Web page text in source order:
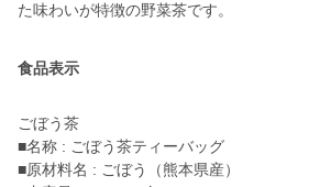
た味わいが特徴の野菜茶です。
食品表示
ごぼう茶
■名称 : ごぼう茶ティーバッグ
■原材料名 : ごぼう（熊本県産）